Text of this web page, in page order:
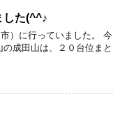
した(^^♪
）に行っていました。 今
成田山は、２０台位まと